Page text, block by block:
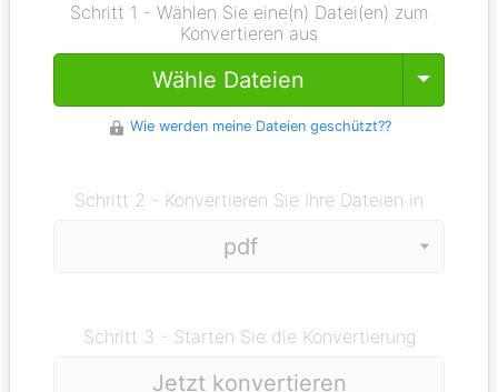
Schritt 1 - Wählen Sie eine(n) Datei(en) zum
Konvertieren aus
Wähle Dateien Toggle
Wie werden meine Dateien geschützt??
Schritt 2 - Konvertieren Sie Ihre Dateien in
Schritt 3 - Starten Sie die Konvertierung
Jetzt konvertieren